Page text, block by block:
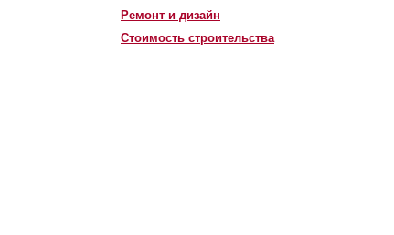
Ремонт и дизайн
Стоимость строительства